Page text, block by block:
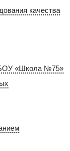
качества
«Школа №75»